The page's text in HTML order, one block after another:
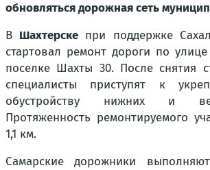
обновляться дорожная сеть
В Шахтерске при поддержке
стартовал ремонт дороги по
поселке Шахты 30. После снятия
специалисты приступят к
обустройству нижних и
Протяженность ремонтируемого
1,1 км.
Самарские дорожники